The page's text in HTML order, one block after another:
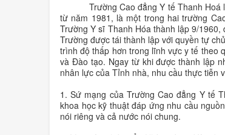
Trường Cao đẳng Y tế Thanh
từ năm 1981, là một trong hai trường
Trường Y sĩ Thanh Hóa thành lập 9/
Trường được tái thành lập với quyền tự
trình độ thấp hơn trong lĩnh vực y tế theo
và Đào tạo. Ngay từ khi được thành lập
nhân lực của Tỉnh nhà, nhu cầu thực tiễn
1. Sứ mạng của Trường Cao đẳng Y tế
khoa học kỹ thuật đáp ứng nhu cầu
nói riêng và cả nước nói chung.